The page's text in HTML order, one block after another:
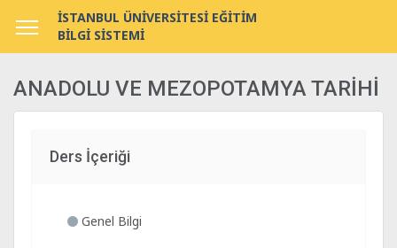
İSTANBUL ÜNİVERSİTESİ EĞİTİM
BİLGİ SİSTEMİ
ANADOLU VE MEZOPOTAMYA TARİHİ
Ders İçeriği
Genel Bilgi